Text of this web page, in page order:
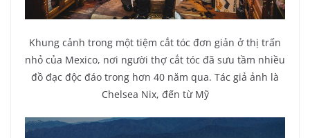
Khung cảnh trong một tiệm cắt tóc đơn giản ở thị trấn
nhỏ của Mexico, nơi người thợ cắt tóc đã sưu tầm nhiều
đồ đạc độc đáo trong hơn 40 năm qua. Tác giả ảnh là
Chelsea Nix, đến từ Mỹ